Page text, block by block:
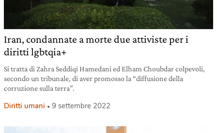
Iran, condannate a morte due attiviste per i
diritti lgbtqia+
Si tratta di Zahra Seddiqi Hamedani ed Elham Choubdar colpevoli,
secondo un tribunale, di aver promosso la “diffusione della
corruzione sulla terra”.
Diritti umani 9 settembre 2022